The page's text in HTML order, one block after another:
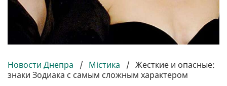
Новости Днепра / Містика / Жесткие и опасные:
знаки Зодиака с самым сложным характером